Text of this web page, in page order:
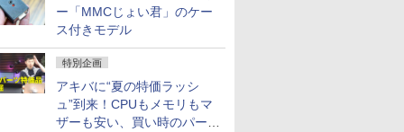
ー「MMCじょい君」のケー
ス付きモデル
特別企画
アキバに“夏の特価ラッシ
ュ”到来！CPUもメモリもマ
ザーも安い、買い時のパーツ